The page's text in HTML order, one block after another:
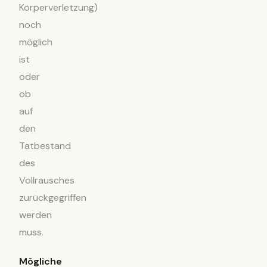
Körperverletzung)
noch
möglich
ist
oder
ob
auf
den
Tatbestand
des
Vollrausches
zurückgegriffen
werden
muss.
Mögliche